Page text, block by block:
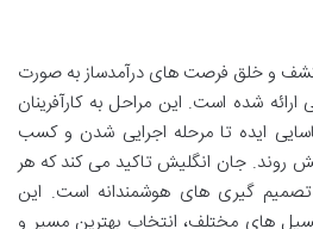
کشف و خلق فرصت های درآمدساز به صورت
شده است. این مراحل به کارآفرینان
ایده تا مرحله اجرایی شدن و کسب
روند. جان انگلیش تاکید می کند که هر
تصمیم گیری های هوشمندانه است. این
های مختلف، انتخاب بهترین مسیر و